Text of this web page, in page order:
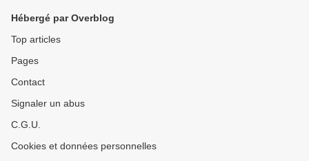
Hébergé par Overblog
Top articles
Pages
Contact
Signaler un abus
C.G.U.
Cookies et données personnelles